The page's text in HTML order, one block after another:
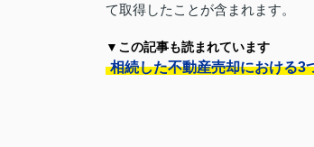
て取得したことが含まれます。
▼この記事も読まれています
相続した不動産売却における3